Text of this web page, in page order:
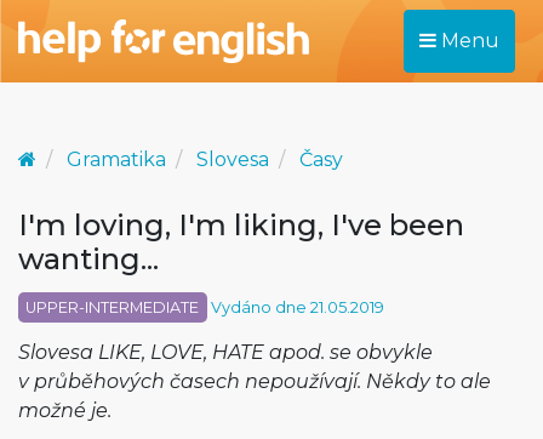
Menu
Gramatika Slovesa Časy
I'm loving, I'm liking, I've been
wanting...
UPPER-INTERMEDIATE Vydáno dne 21.05.2019
Slovesa LIKE, LOVE, HATE apod. se obvykle
v průběhových časech nepoužívají. Někdy to ale
možné je.